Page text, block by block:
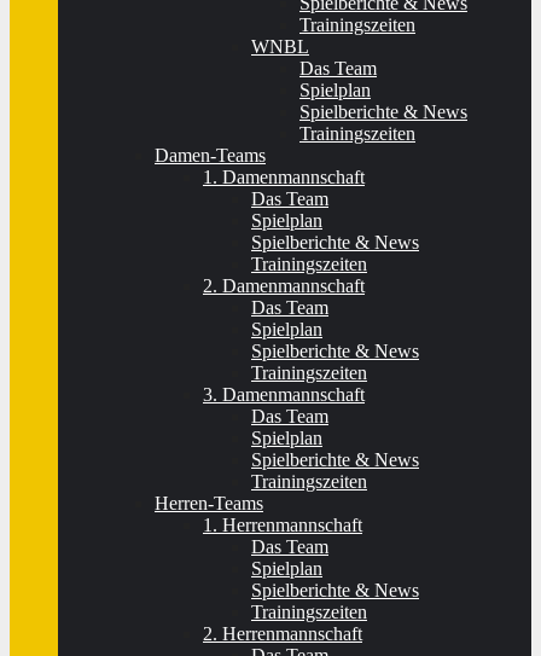
Trainingszeiten
WNBL
Das Team
Spielplan
Spielberichte & News
Trainingszeiten
Damen-Teams
1. Damenmannschaft
Das Team
Spielplan
Spielberichte & News
Trainingszeiten
2. Damenmannschaft
Das Team
Spielplan
Spielberichte & News
Trainingszeiten
3. Damenmannschaft
Das Team
Spielplan
Spielberichte & News
Trainingszeiten
Herren-Teams
1. Herrenmannschaft
Das Team
Spielplan
Spielberichte & News
Trainingszeiten
2. Herrenmannschaft